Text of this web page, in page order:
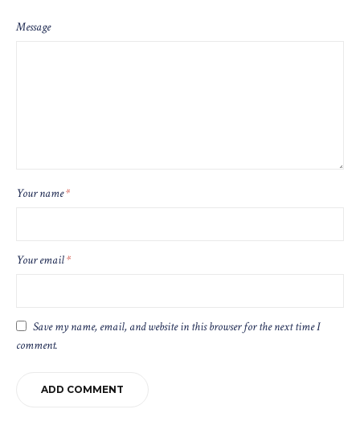
Message
Your name*
Your email*
Save my name, email, and website in this browser for the next time I
comment.